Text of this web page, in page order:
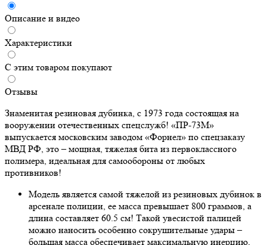
Описание и видео
Характеристики
С этим товаром покупают
Отзывы
Знаменитая резиновая дубинка, с 1973 года состоящая на
вооружении отечественных спецслужб! «ПР-73М»
выпускается московским заводом «Форнел» по спецзаказу
МВД РФ, это – мощная, тяжелая бита из первоклассного
полимера, идеальная для самообороны от любых
противников!
Модель является самой тяжелой из резиновых дубинок в
арсенале полиции, ее масса превышает 800 граммов, а
длина составляет 60.5 см! Такой увесистой палицей
можно наносить особенно сокрушительные удары –
большая масса обеспечивает максимальную инерцию,